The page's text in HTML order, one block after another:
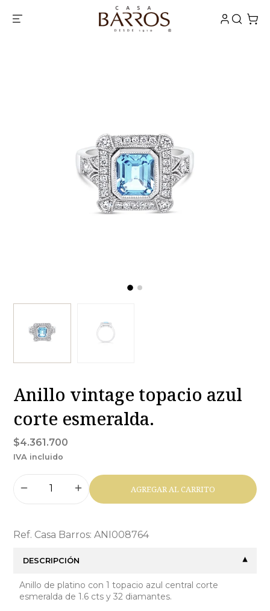
Anillo vintage topacio azul
corte esmeralda.
$4.361.700
IVA incluido
AGREGAR AL CARRITO
Ref. Casa Barros: ANI008764
DESCRIPCIÓN
Anillo de platino con 1 topacio azul central corte
esmeralda de 1.6 cts y 32 diamantes.